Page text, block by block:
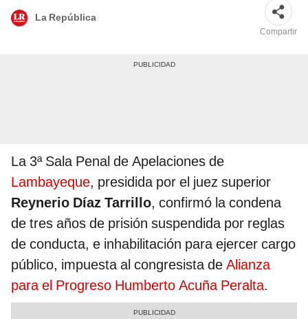
La República
Compartir
La 3ª Sala Penal de Apelaciones de
Lambayeque, presidida por el juez superior
Reynerio Díaz Tarrillo, confirmó la condena
de tres años de prisión suspendida por reglas
de conducta, e inhabilitación para ejercer cargo
público, impuesta al congresista de Alianza
para el Progreso Humberto Acuña Peralta.